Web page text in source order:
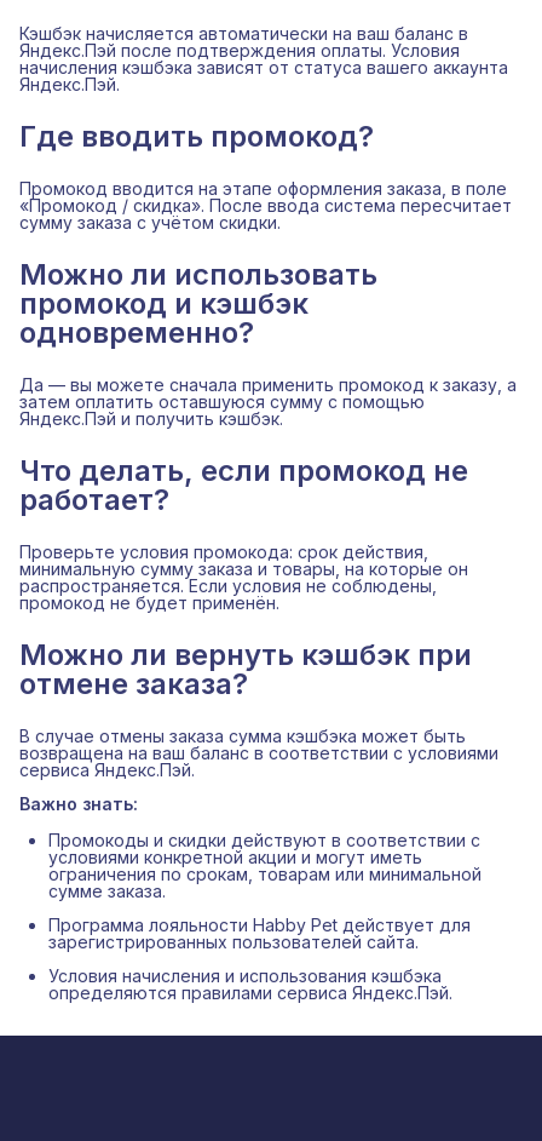
Кэшбэк начисляется автоматически на ваш баланс в
Яндекс.Пэй после подтверждения оплаты. Условия
начисления кэшбэка зависят от статуса вашего аккаунта
Яндекс.Пэй.
Где вводить промокод?
Промокод вводится на этапе оформления заказа, в поле
«Промокод / скидка». После ввода система пересчитает
сумму заказа с учётом скидки.
Можно ли использовать
промокод и кэшбэк
одновременно?
Да — вы можете сначала применить промокод к заказу, а
затем оплатить оставшуюся сумму с помощью
Яндекс.Пэй и получить кэшбэк.
Что делать, если промокод не
работает?
Проверьте условия промокода: срок действия,
минимальную сумму заказа и товары, на которые он
распространяется. Если условия не соблюдены,
промокод не будет применён.
Можно ли вернуть кэшбэк при
отмене заказа?
В случае отмены заказа сумма кэшбэка может быть
возвращена на ваш баланс в соответствии с условиями
сервиса Яндекс.Пэй.
Важно знать:
Промокоды и скидки действуют в соответствии с
условиями конкретной акции и могут иметь
ограничения по срокам, товарам или минимальной
сумме заказа.
Программа лояльности Habby Pet действует для
зарегистрированных пользователей сайта.
Условия начисления и использования кэшбэка
определяются правилами сервиса Яндекс.Пэй.